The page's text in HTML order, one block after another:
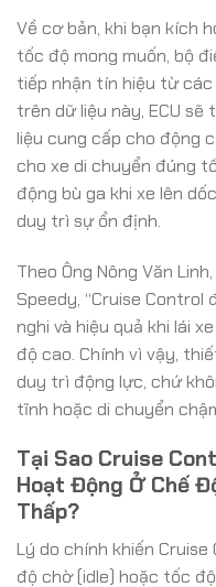
Về cơ bản, khi bạn kích
tốc độ mong muốn, bộ
tiếp nhận tín hiệu từ
trên dữ liệu này, ECU
liệu cung cấp cho động
cho xe di chuyển đúng
động bù ga khi xe lên
duy trì sự ổn định.
Theo Ông Nông Văn
Speedy, “Cruise
nghi và hiệu quả khi lái
độ cao. Chính vì vậy,
duy trì động lực, chứ
tĩnh hoặc di chuyển
Tại Sao Cruise
Hoạt Động Ở Chế
Thấp?
Lý do chính khiến
độ chờ (idle) hoặc tốc